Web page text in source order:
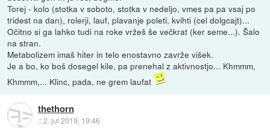
Torej - kolo (stotka v soboto, stotka v nedeljo, vmes pa pa vsaj po
tridest na dan), rolerji, lauf, plavanje poleti, kvihti (cel dolgcajt)...
Očitno si ga lahko tudi na roke vržeš še večkrat (ker seme...). Šalo
na stran.
Metabolizem imaš hiter in telo enostavno zavrže višek.
Je a bo, ko boš dosegel kile, pa prenehal z aktivnostjo... Khmmm,
Khmmm,... Klinc, pada, ne grem laufat
thethorn
::2. jul 2019, 19:46